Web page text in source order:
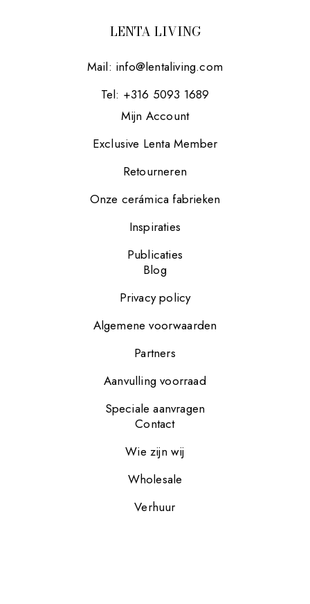
LENTA LIVING
Mail: info@lentaliving.com
Tel: +316 5093 1689
Mijn Account
Exclusive Lenta Member
Retourneren
Onze cerámica fabrieken
Inspiraties
Publicaties
Blog
Privacy policy
Algemene voorwaarden
Partners
Aanvulling voorraad
Speciale aanvragen
Contact
Wie zijn wij
Wholesale
Verhuur